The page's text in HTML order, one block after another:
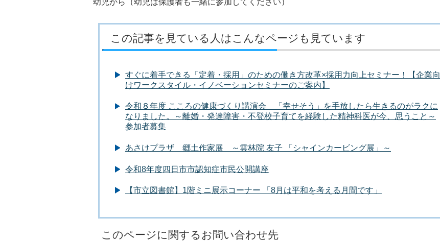
幼児から（幼児は保護者も一緒に参加してください）
この記事を見ている人はこんなページも見ています
すぐに着手できる「定着・採用」のための働き方改革×採用力向上セミナー！【企業向
けワークスタイル・イノベーションセミナーのご案内】
令和８年度 こころの健康づくり講演会 「幸せそう」を手放したら生きるのがラクに
なりました。～離婚・発達障害・不登校子育てを経験した精神科医が今、思うこと～
参加者募集
あさけプラザ 郷土作家展 ～雲林院 友子 「シャインカービング展」～
令和8年度四日市市認知症市民公開講座
【市立図書館】1階ミニ展示コーナー 「8月は平和を考える月間です」
このページに関するお問い合わせ先